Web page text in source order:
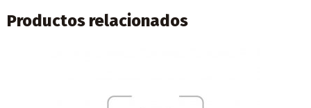
Productos relacionados